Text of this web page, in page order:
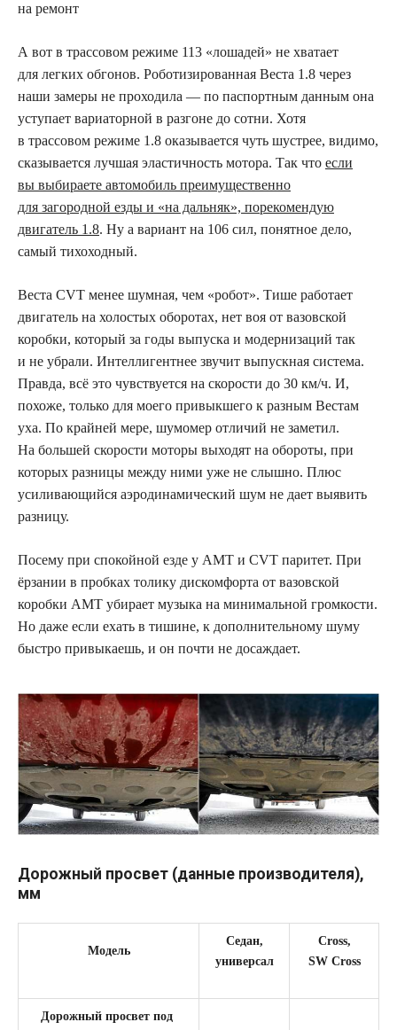
на ремонт
А вот в трассовом режиме 113 «лошадей» не хватает
для легких обгонов. Роботизированная Веста 1.8 через
наши замеры не проходила — по паспортным данным она
уступает вариаторной в разгоне до сотни. Хотя
в трассовом режиме 1.8 оказывается чуть шустрее, видимо,
сказывается лучшая эластичность мотора. Так что если
вы выбираете автомобиль преимущественно
для загородной езды и «на дальняк», ­порекомендую
двигатель 1.8. Ну а вариант на 106 сил, понятное дело,
самый тихоходный.
Веста CVT менее шумная, чем «робот». Тише работает
двигатель на холостых оборотах, нет воя от вазовской
коробки, который за годы выпуска и модернизаций так
и не убрали. Интеллигентнее звучит выпускная система.
Правда, всё это чувствуется на скорости до 30 км/ч. И,
похоже, только для моего привыкшего к разным Вестам
уха. По крайней мере, шумомер отличий не заметил.
На большей скорости моторы выходят на обороты, при
которых разницы между ними уже не слышно. Плюс
усиливающийся аэродинамический шум не дает выявить
разницу.
Посему при спокойной езде у АМТ и CVT паритет. При
ёрзании в пробках толику дискомфорта от вазовской
коробки АМТ убирает музыка на минимальной громкости.
Но даже если ехать в тишине, к дополнительному шуму
быстро привыкаешь, и он почти не досаждает.
Дорожный просвет (данные производителя),
мм
Модель
Седан,
универсал
Cross,
SW Cross
Дорожный просвет под